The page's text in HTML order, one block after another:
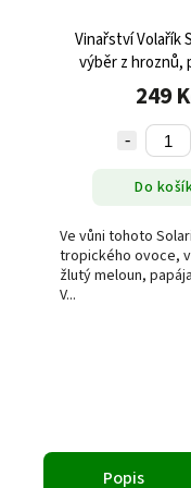
Vinařství Volařík
výběr z hroznů,
249
Do
Ve vůni tohoto
tropického ovoce,
žlutý meloun,
V...
Popis